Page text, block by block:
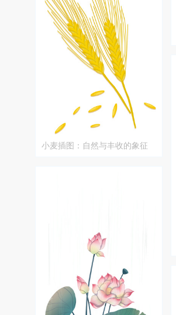
小麦插图：自然与丰收的象征